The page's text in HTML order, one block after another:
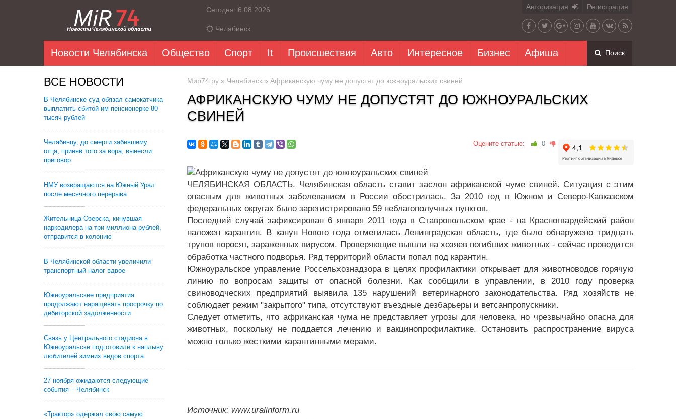
Сегодня: 6.08.2026
Челябинск
Авторизация Регистрация
Новости Челябинска Общество Спорт It Происшествия Авто Интересное Бизнес Афиша Поиск
ВСЕ НОВОСТИ
В Челябинске суд обязал самокатчика
выплатить сбитой им пенсионерке 80
тысяч рублей
Челябинцу, до смерти забившему
отца, приняв того за вора, вынесли
приговор
НМУ возвращаются на Южный Урал
после месячного перерыва
Жительница Озерска, кинувшая
наркодилера на три миллиона рублей,
отправится в колонию
В Челябинской области увеличили
транспортный налог вдвое
Южноуральские предприятия
продолжают наращивать просрочку по
дебиторской задолженности
Связь у Центрального стадиона в
Южноуральске подготовили к наплыву
любителей зимних видов спорта
27 ноября ожидаются следующие
события – Челябинск
«Трактор» одержал свою самую
Мир74.ру » Челябинск » Африканскую чуму не допустят до южноуральских свиней
АФРИКАНСКУЮ ЧУМУ НЕ ДОПУСТЯТ ДО ЮЖНОУРАЛЬСКИХ
СВИНЕЙ
Оцените статью: 0
ЧЕЛЯБИНСКАЯ ОБЛАСТЬ. Челябинская область ставит заслон африканской чуме свиней. Ситуация с этим
опасным для животных заболеванием в России обострилась. За 2010 год в Южном и Северо-Кавказском
федеральных округах было зарегистрировано 59 неблагополучных пунктов.
Последний случай зафиксирован 6 января 2011 года в Ставропольском крае - на Красногвардейский район
наложен карантин. В канун Нового года отметилась Ленинградская область, где было обнаружено тридцать
трупов поросят, зараженных вирусом. Проверяющие вышли на хозяев погибших животных - сейчас проводится
обработка частного подворья. Ряд территорий области попал под карантин.
Южноуральское управление Россельхознадзора в целях профилактики открывает для животноводов горячую
линию по вопросам защиты от опасной болезни. Как сообщили в управлении, в 2010 году проверка
свиноводческих предприятий выявила 135 нарушений ветеринарного законодательства. Ряд хозяйств не
соблюдает режим "закрытого" типа, отсутствуют въездные дезбарьеры и ветсанпропускники.
Следует отметить, что африканская чума не представляет угрозы для человека, но чрезвычайно опасна для
животных, поскольку не поддается лечению и вакцинопрофилактике. Остановить распространение вируса
можно только жесткими карантинными мерами.
Источник: www.uralinform.ru